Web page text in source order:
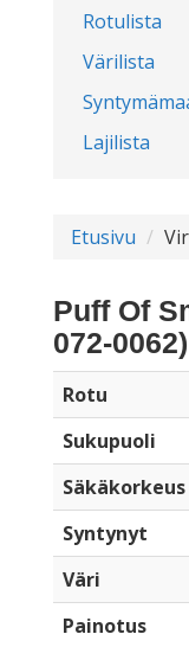
Rotulista
Värilista
Lajilista
Etusivu
Puff Of
072-0062)
Rotu
Sukupuoli
Säkäkorkeus
Syntynyt
Väri
Painotus